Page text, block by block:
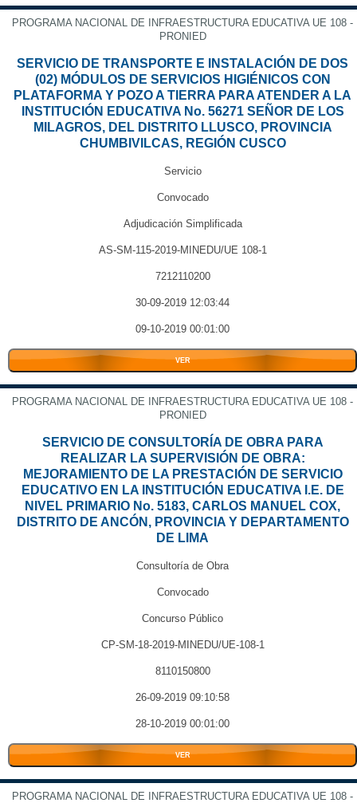
PROGRAMA NACIONAL DE INFRAESTRUCTURA EDUCATIVA UE 108 -
PRONIED
SERVICIO DE TRANSPORTE E INSTALACIÓN DE DOS
(02) MÓDULOS DE SERVICIOS HIGIÉNICOS CON
PLATAFORMA Y POZO A TIERRA PARA ATENDER A LA
INSTITUCIÓN EDUCATIVA No. 56271 SEÑOR DE LOS
MILAGROS, DEL DISTRITO LLUSCO, PROVINCIA
CHUMBIVILCAS, REGIÓN CUSCO
Servicio
Convocado
Adjudicación Simplificada
AS-SM-115-2019-MINEDU/UE 108-1
7212110200
30-09-2019 12:03:44
09-10-2019 00:01:00
VER
PROGRAMA NACIONAL DE INFRAESTRUCTURA EDUCATIVA UE 108 -
PRONIED
SERVICIO DE CONSULTORÍA DE OBRA PARA
REALIZAR LA SUPERVISIÓN DE OBRA:
MEJORAMIENTO DE LA PRESTACIÓN DE SERVICIO
EDUCATIVO EN LA INSTITUCIÓN EDUCATIVA I.E. DE
NIVEL PRIMARIO No. 5183, CARLOS MANUEL COX,
DISTRITO DE ANCÓN, PROVINCIA Y DEPARTAMENTO
DE LIMA
Consultoría de Obra
Convocado
Concurso Público
CP-SM-18-2019-MINEDU/UE-108-1
8110150800
26-09-2019 09:10:58
28-10-2019 00:01:00
VER
PROGRAMA NACIONAL DE INFRAESTRUCTURA EDUCATIVA UE 108 -